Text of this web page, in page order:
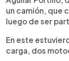
un camión, que
luego de ser
En este
carga, dos